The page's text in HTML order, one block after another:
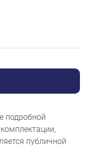
подробной
публичной